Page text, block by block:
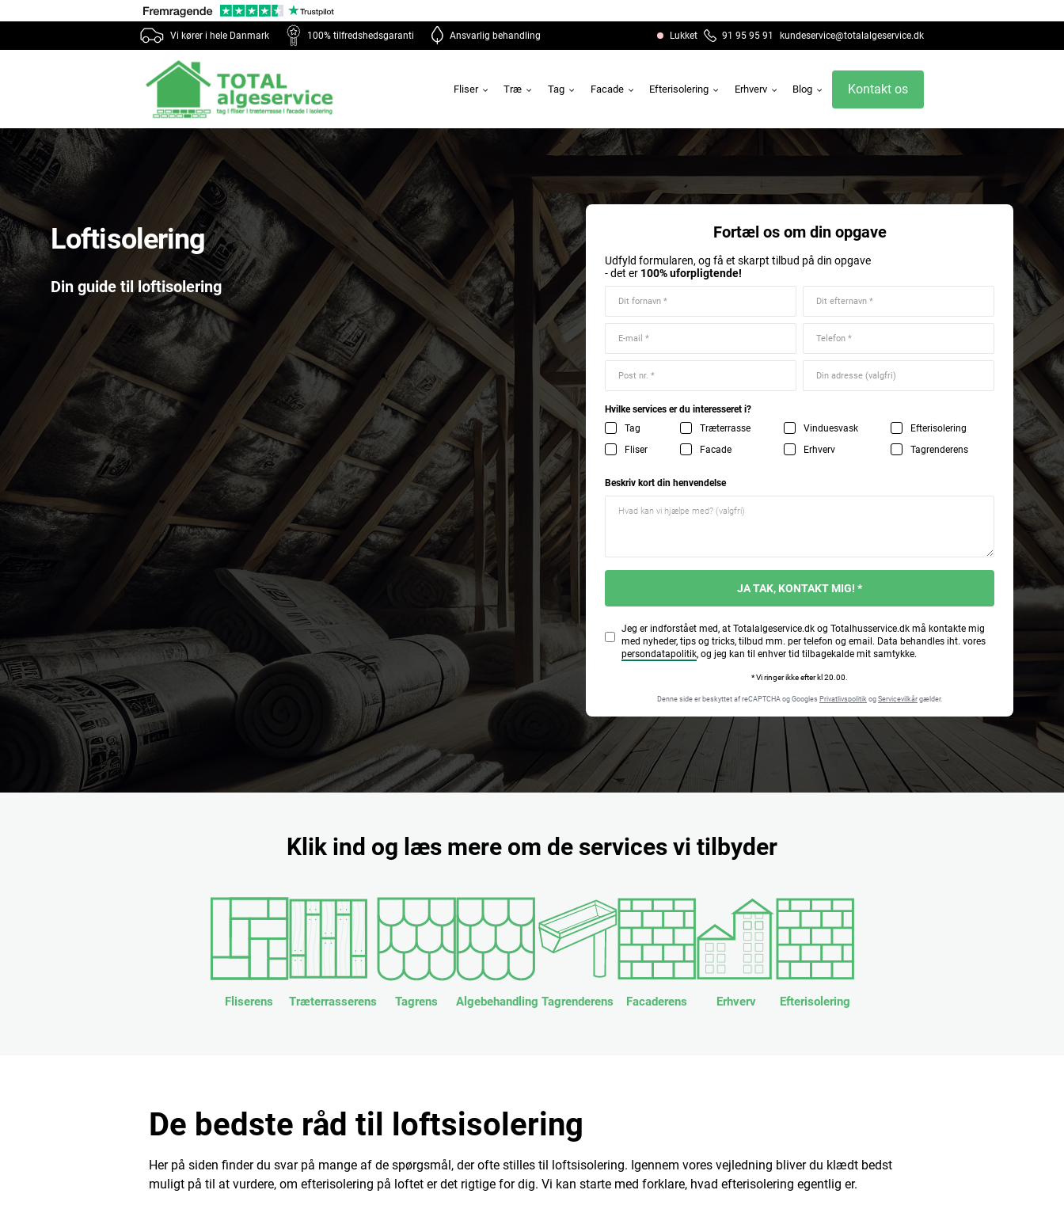
Vi kører i hele Danmark 100% tilfredshedsgaranti Ansvarlig behandling Lukket 91 95 95 91 kundeservice@totalalgeservice.dk
Fliser Træ Tag Facade Efterisolering Erhverv Blog Kontakt os
Loftisolering
Din guide til loftisolering
Fortæl os om din opgave
Udfyld formularen, og få et skarpt tilbud på din opgave
- det er 100% uforpligtende!
Hvilke services er du interesseret i?
Tag
Fliser
Træterrasse
Facade
Vinduesvask
Erhverv
Efterisolering
Tagrenderens
Beskriv kort din henvendelse
JA TAK, KONTAKT MIG! *
Jeg er indforstået med, at Totalalgeservice.dk og Totalhusservice.dk må kontakte mig
med nyheder, tips og tricks, tilbud mm. per telefon og email. Data behandles iht. vores
persondatapolitik, og jeg kan til enhver tid tilbagekalde mit samtykke.
* Vi ringer ikke efter kl 20.00.
Denne side er beskyttet af reCAPTCHA og Googles Privatlivspolitik og Servicevilkår gælder.
Klik ind og læs mere om de services vi tilbyder
Fliserens Træterrasserens Tagrens Algebehandling Tagrenderens Facaderens Erhverv Efterisolering
De bedste råd til loftsisolering
Her på siden finder du svar på mange af de spørgsmål, der ofte stilles til loftsisolering. Igennem vores vejledning bliver du klædt bedst
muligt på til at vurdere, om efterisolering på loftet er det rigtige for dig. Vi kan starte med forklare, hvad efterisolering egentlig er.